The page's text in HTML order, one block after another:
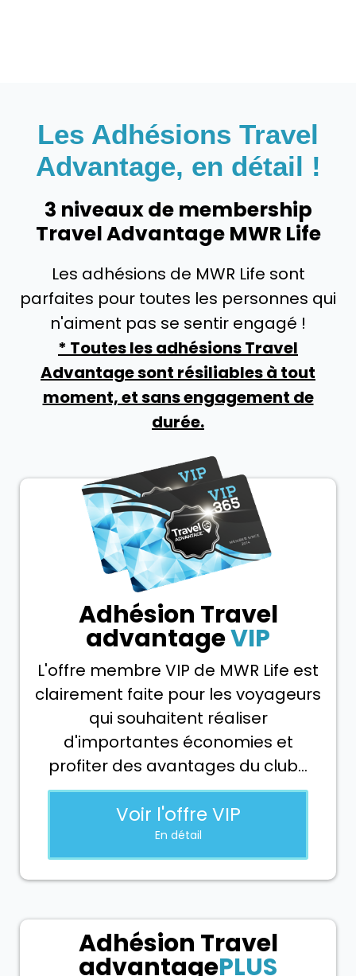
Les Adhésions Travel
Advantage, en détail !
3 niveaux de membership
Travel Advantage MWR Life
Les adhésions de MWR Life sont
parfaites pour toutes les personnes qui
n'aiment pas se sentir engagé !
* Toutes les adhésions Travel
Advantage sont résiliables à tout
moment, et sans engagement de
durée.
Adhésion Travel
advantageVIP
L'offre membre VIP de MWR Life est
clairement faite pour les voyageurs
qui souhaitent réaliser
d'importantes économies et
profiter des avantages du club...
Voir l'offre VIP
En détail
Adhésion Travel
advantagePLUS